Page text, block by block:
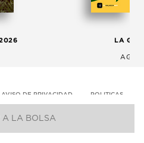
A LA BOLSA
LA
AVISO DE PRIVACIDAD POLITICAS